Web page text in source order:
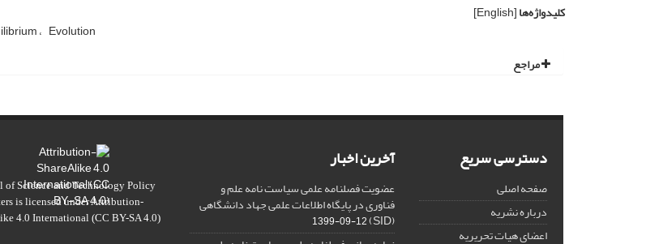
کلیدواژه‌ها[English]
Evolution
مراجع
دسترسی سریع
صفحه اصلی
درباره نشریه
اعضای هیات تحریریه
آخرین اخبار
عضویت فصلنامه علمی سیاست نامه علم و
فناوری در پایگاه اطلاعات علمی جهاد دانشگاهی
(SID)
1399-09-12
of Science and Technology Policy
is licensed underAttribution-
4.0 International (CC BY-SA 4.0)